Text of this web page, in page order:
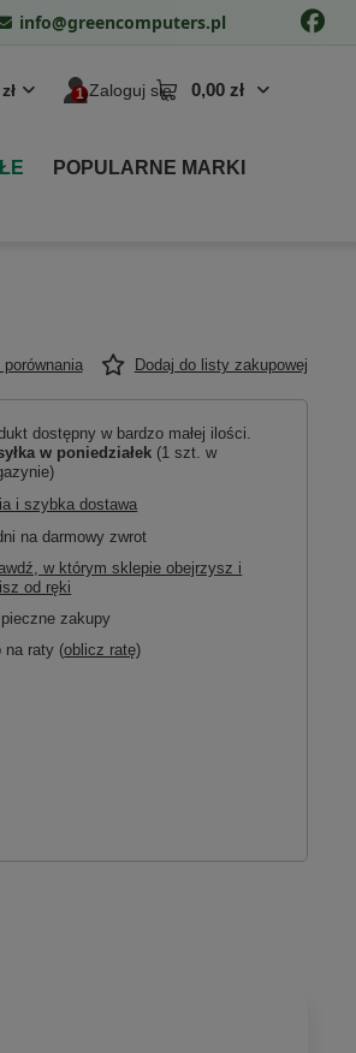
zł Zaloguj się 0,00 zł
POPULARNE MARKI
Dodaj do listy zakupowej
dostępny w bardzo małej ilości
w poniedziałek (1 szt. w
i szybka dostawa
na darmowy zwrot
w którym sklepie obejrzysz i
od ręki
zakupy
na raty (oblicz ratę)
info@greencomputers.pl